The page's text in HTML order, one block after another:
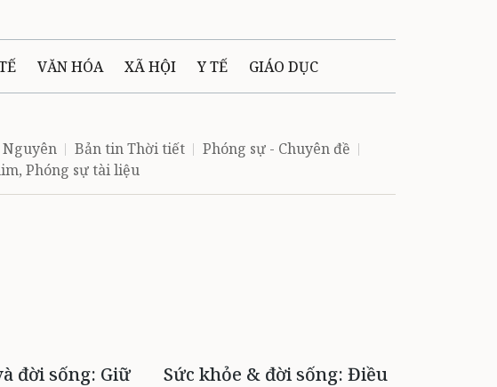
VĂN HÓA XÃ HỘI Y TẾ GIÁO DỤC
THÔNG TIN - QUẢNG CÁO
Bản tin Thời tiết
Phóng sự - Chuyên đề
Phóng sự tài liệu
đời sống: Giữ
Sức khỏe & đời sống: Điều